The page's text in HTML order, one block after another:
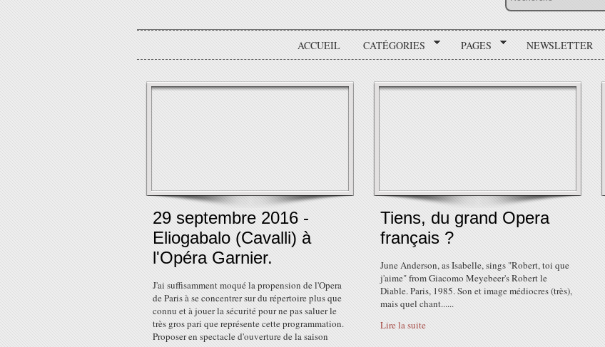
ACCUEIL CATÉGORIES PAGES NEWSLETTER
29 septembre 2016 -
Eliogabalo (Cavalli) à
l'Opéra Garnier.
J'ai suffisamment moqué la propension de l'Opera
de Paris à se concentrer sur du répertoire plus que
connu et à jouer la sécurité pour ne pas saluer le
très gros pari que représente cette programmation.
Proposer en spectacle d'ouverture de la saison
Tiens, du grand Opera
français ?
June Anderson, as Isabelle, sings "Robert, toi que
j'aime" from Giacomo Meyebeer's Robert le
Diable. Paris, 1985. Son et image médiocres (très),
mais quel chant......
Lire la suite